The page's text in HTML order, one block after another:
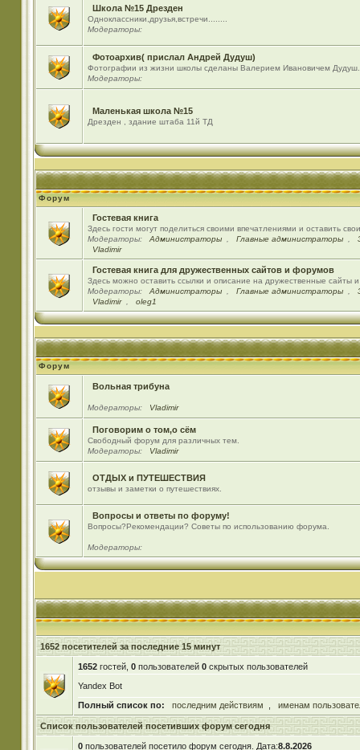
Школа №15 Дрезден
Одноклассники,друзья,встречи........
Модераторы:
Фотоархив( прислал Андрей Дудуш)
Фотографии из жизни школы сделаны Валерием Ивановичем Дудуш.
Модераторы:
Маленькая школа №15
Дрезден , здание штаба 11й ТД
Форум
Гостевая книга
Здесь гости могут поделиться своими впечатлениями и оставить
Модераторы:
Администраторы Главные администраторы
Vladimir
Гостевая книга для дружественных сайтов и форумов
Здесь можно оставить ссылки и описание на дружественные сайты
Модераторы:
Администраторы Главные администраторы
Vladimir
oleg1
Форум
Вольная трибуна
Модераторы: Vladimir
Поговорим о том,о сём
Свободный форум для различных тем.
Модераторы:
Vladimir
ОТДЫХ и ПУТЕШЕСТВИЯ
отзывы и заметки о путешествиях.
Вопросы и ответы по форуму!
Вопросы?Рекомендации? Советы по использованию форума.
Модераторы:
1652 посетителей за последние 15 минут
1652гостей, 0пользователей 0скрытых пользователей
Yandex Bot
Полный список по:
последним действиям именам
Список пользователей посетивших форум сегодня
0пользователей посетило форум сегодня. Дата:8.8.2026